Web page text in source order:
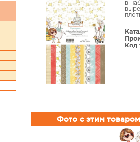
в
Код
Фото с этим товаром